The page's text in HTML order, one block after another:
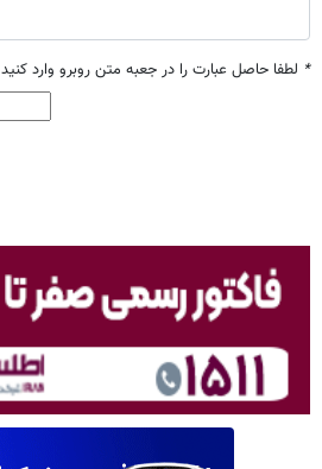
* لطفا حاصل عبارت را در جعبه متن روبرو وارد کنید